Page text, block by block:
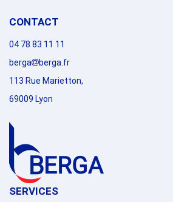
CONTACT
04 78 83 11 11
berga
berga.fr
113 Rue Marietton,
69009 Lyon
SERVICES